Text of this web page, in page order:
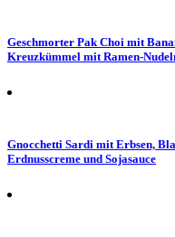
Geschmorter Pak Choi mit
Kreuzkümmel mit Ramen-
Gnocchetti Sardi mit Erbsen,
Erdnusscreme und Sojasauce